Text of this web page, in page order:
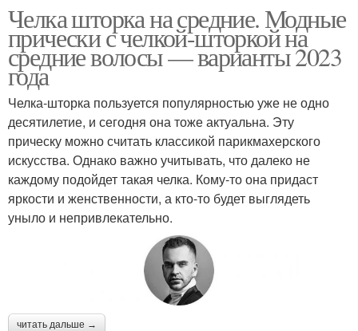
Челка шторка на средние. Модные
прически с челкой-шторкой на
средние волосы — варианты 2023
года
Челка-шторка пользуется популярностью уже не одно
десятилетие, и сегодня она тоже актуальна. Эту
прическу можно считать классикой парикмахерского
искусства. Однако важно учитывать, что далеко не
каждому подойдет такая челка. Кому-то она придаст
яркости и женственности, а кто-то будет выглядеть
уныло и непривлекательно.
читать дальше →